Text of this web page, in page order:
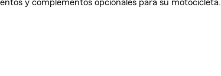
y complementos opcionales para su motocicleta.